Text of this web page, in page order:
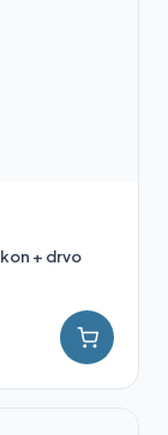
+ drvo